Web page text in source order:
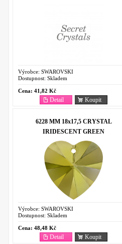
Výrobce: SWAROVSKI
Dostupnost: Skladem
Cena: 41,82 Kč
Koupit
Detail
6228 MM 18x17,5 CRYSTAL
IRIDESCENT GREEN
Výrobce: SWAROVSKI
Dostupnost: Skladem
Cena: 48,48 Kč
Koupit
Detail